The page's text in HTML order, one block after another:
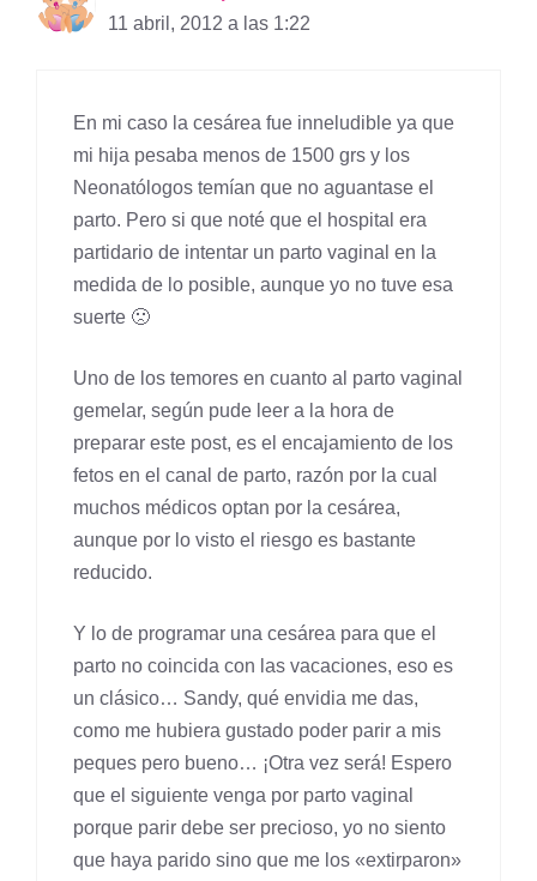
11 abril, 2012 a las 1:22
En mi caso la cesárea fue inneludible ya que
mi hija pesaba menos de 1500 grs y los
Neonatólogos temían que no aguantase el
parto. Pero si que noté que el hospital era
partidario de intentar un parto vaginal en la
medida de lo posible, aunque yo no tuve esa
suerte 🙁
Uno de los temores en cuanto al parto vaginal
gemelar, según pude leer a la hora de
preparar este post, es el encajamiento de los
fetos en el canal de parto, razón por la cual
muchos médicos optan por la cesárea,
aunque por lo visto el riesgo es bastante
reducido.
Y lo de programar una cesárea para que el
parto no coincida con las vacaciones, eso es
un clásico… Sandy, qué envidia me das,
como me hubiera gustado poder parir a mis
peques pero bueno… ¡Otra vez será! Espero
que el siguiente venga por parto vaginal
porque parir debe ser precioso, yo no siento
que haya parido sino que me los «extirparon»